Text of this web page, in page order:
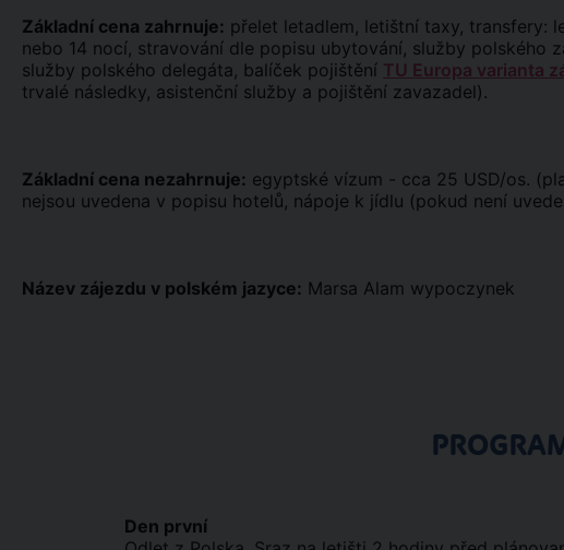
Základní cena zahrnuje: přelet letadlem, letištní taxy, transfery:
nebo 14 nocí, stravování dle popisu ubytování, služby polského
služby polského delegáta, balíček pojištění TU Europa varianta
trvalé následky, asistenční služby a pojištění zavazadel).
Základní cena nezahrnuje: egyptské vízum - cca 25 USD/os.
nejsou uvedena v popisu hotelů, nápoje k jídlu (pokud není
Název zájezdu v polském jazyce: Marsa Alam wypoczynek
Den první